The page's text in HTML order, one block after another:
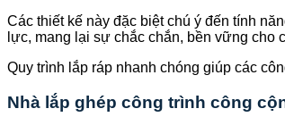
Các thiết kế này đặc biệt chú ý đến tính
lực, mang lại sự chắc chắn, bền vững cho
Quy trình lắp ráp nhanh chóng giúp các
Nhà lắp ghép công trình công